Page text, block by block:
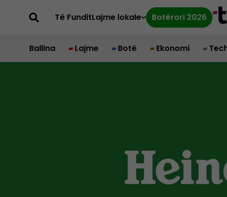
Të FunditLajme lokale Botërori 2026
Ballina Lajme Botë Ekonomi